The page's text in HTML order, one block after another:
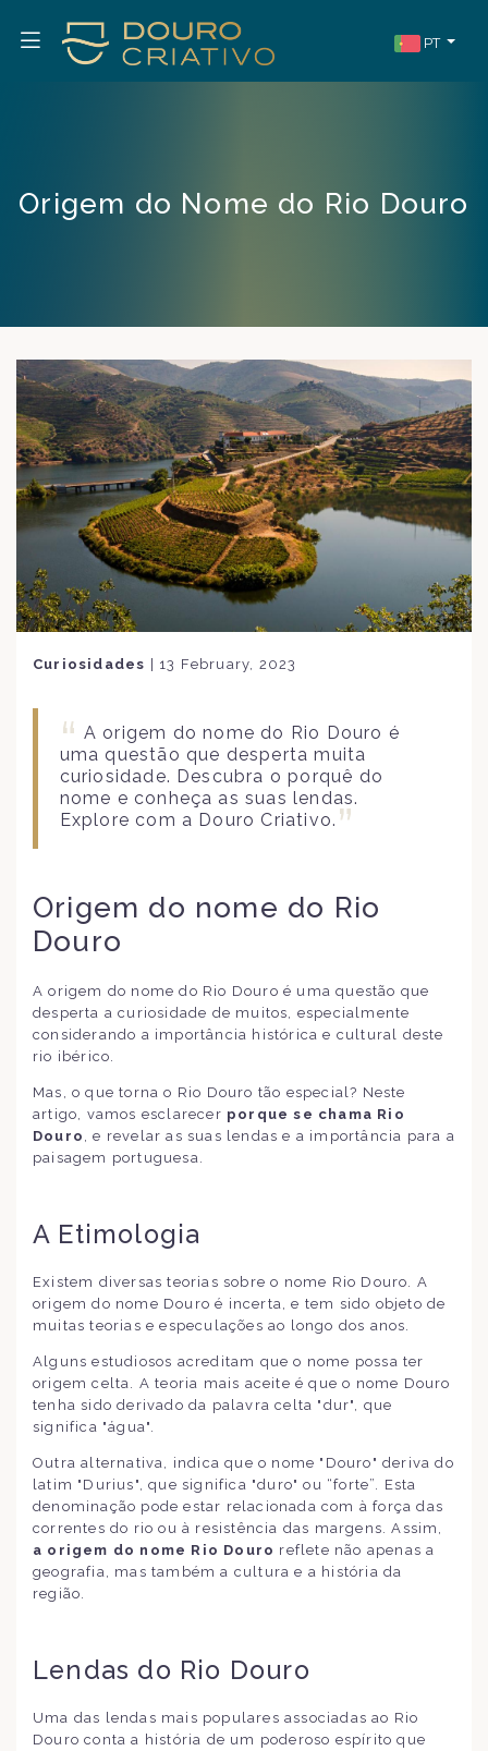
PT
Origem do Nome do Rio Douro
Curiosidades | 13 February, 2023
A origem do nome do Rio Douro é
uma questão que desperta muita
curiosidade. Descubra o porquê do
nome e conheça as suas lendas.
Explore com a Douro Criativo.
Origem do nome do Rio
Douro
A origem do nome do Rio Douro é uma questão que
desperta a curiosidade de muitos, especialmente
considerando a importância histórica e cultural deste
rio ibérico.
Mas, o que torna o Rio Douro tão especial? Neste
artigo, vamos esclarecer porque se chama Rio
Douro
, e revelar as suas lendas e a importância para a
paisagem portuguesa.
A Etimologia
Existem diversas teorias sobre o nome Rio Douro. A
origem do nome Douro é incerta, e tem sido objeto de
muitas teorias e especulações ao longo dos anos.
Alguns estudiosos acreditam que o nome possa ter
origem celta. A teoria mais aceite é que o nome Douro
tenha sido derivado da palavra celta "dur", que
significa "água".
Outra alternativa, indica que o nome "Douro" deriva do
latim "Durius", que significa "duro" ou “forte”. Esta
denominação pode estar relacionada com à força das
correntes do rio ou à resistência das margens. Assim,
a origem do nome Rio Douro reflete não apenas a
geografia, mas também a cultura e a história da
região.
Lendas do Rio Douro
Uma das lendas mais populares associadas ao Rio
Douro conta a história de um poderoso espírito que